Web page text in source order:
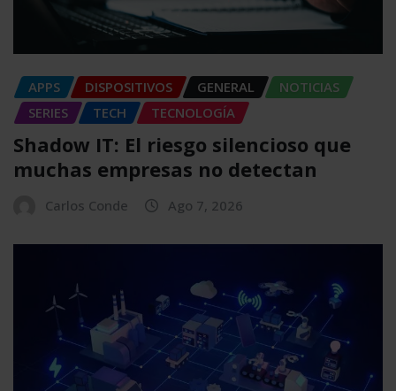
APPS DISPOSITIVOS GENERAL
NOTICIAS
SERIES
TECH TECNOLOGÍA
Shadow IT: El riesgo silencioso que
muchas empresas no detectan
Carlos Conde Ago 7, 2026